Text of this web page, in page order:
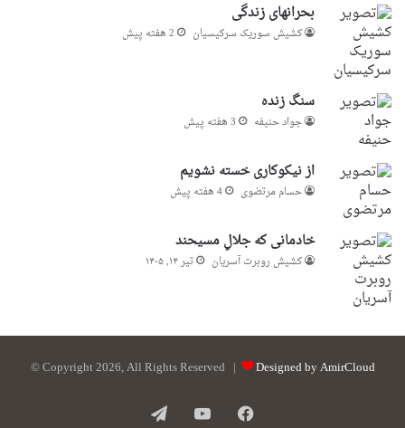
بحرانهای زندگی
کشیش سوریک سرکیسیان 2 هفته پیش
سنگ زنده
جواد حنیفه 3 هفته پیش
از نیکوکاری خسته نشویم
حسام مرتضوی 4 هفته پیش
خادمانی که جلالِ مسیحند
کشیش روبرت آسریان تیر ۱۴, ۱۴۰۵
© Copyright 2026, All Rights Reserved | Designed by AmirCloud
فیس یوتیوب